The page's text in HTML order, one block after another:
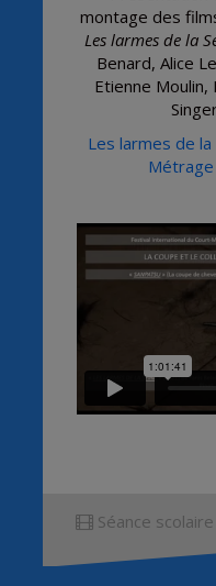
montage des
Les larmes de la
Benard, Alice
Etienne Moulin,
Les larmes de
Séance